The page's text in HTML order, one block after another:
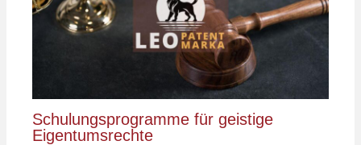
Schulungsprogramme für geistige
Eigentumsrechte